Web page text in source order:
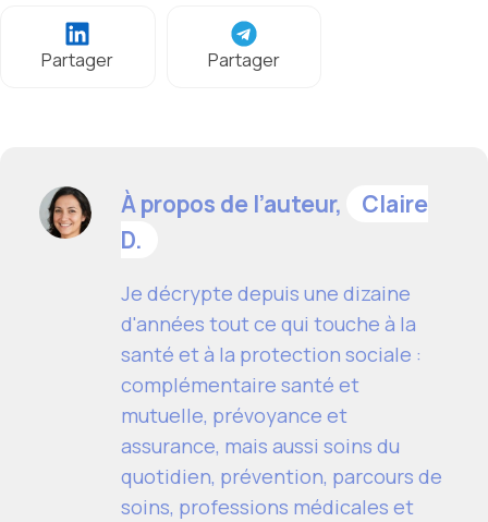
Partager Partager
À propos de l’auteur,
Claire
D.
Je décrypte depuis une dizaine
d'années tout ce qui touche à la
santé et à la protection sociale :
complémentaire santé et
mutuelle, prévoyance et
assurance, mais aussi soins du
quotidien, prévention, parcours de
soins, professions médicales et